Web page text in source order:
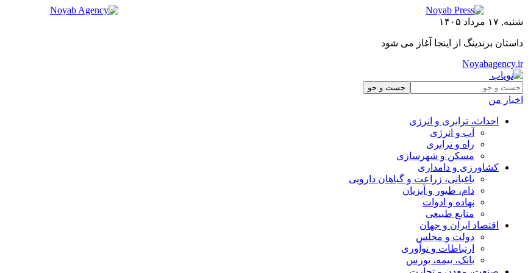
شنبه, ۱۷ مرداد ۱۴۰۵
داستان برندینگ از اینجا آغاز می شود
Noyabagency.ir
اخبار من
احداث، ترابری و انرژی
آب و انرژی
راه و ترابری
مسکن و شهرسازی
کشاورزی و دامداری
باغبانی، زراعت و گیاهان دارویی
دام، طیور و آبزیان
نهاده و ادوات
منابع طبیعی
اقتصاد ایران و جهان
دولت و مجلس
ارتباطات و نوآوری
بانک، بیمه، بورس